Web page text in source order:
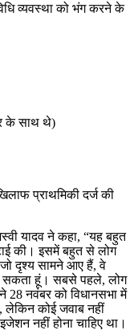
व्यवस्था को भंग करने के
के साथ थे)
प्राथमिकी दर्ज की
यादव ने कहा, “यह बहुत
की। इसमें बहुत से लोग
दृश्य सामने आए हैं, वे
सकता हूं। सबसे पहले, लोग
नवंबर को विधानसभा में
लेकिन कोई जवाब नहीं
नहीं होना चाहिए था।